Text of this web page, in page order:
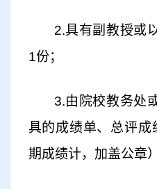
2.具有副教授或
1份；
3.由院校教务处
具的成绩单、总评
期成绩计，加盖公章）